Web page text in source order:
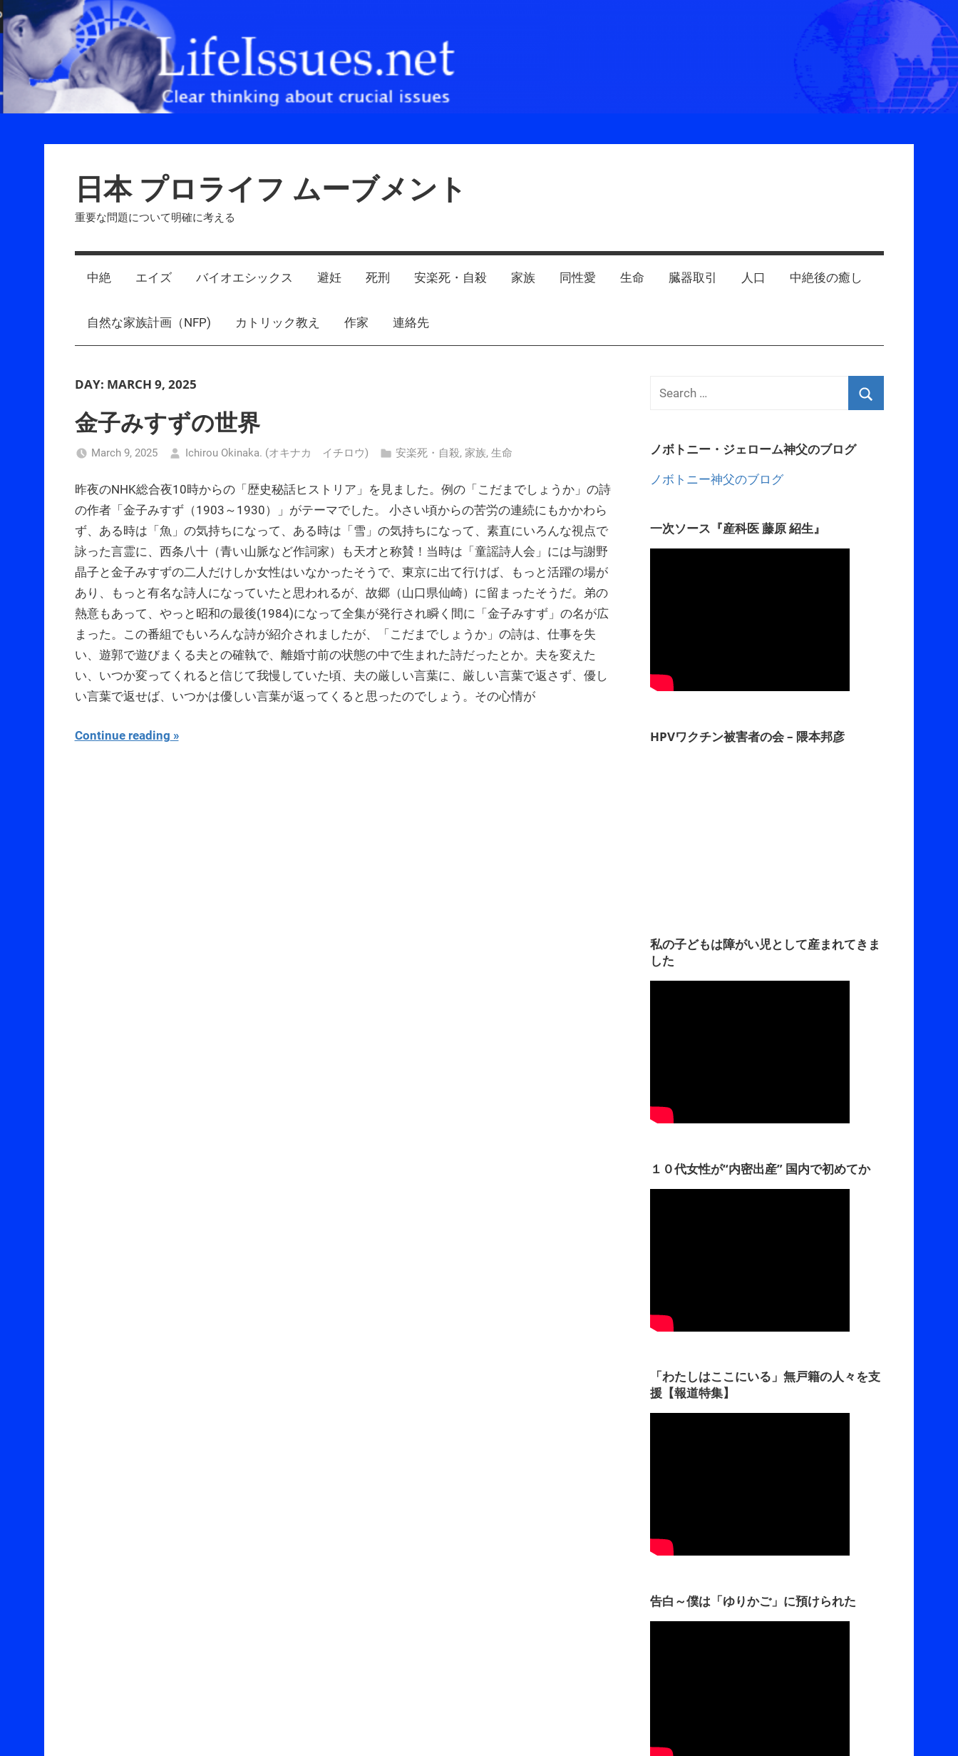
Skip
to
content
日本 プロライフ ムーブメント
重要な問題について明確に考える
中絶 エイズ バイオエシックス 避妊 死刑 安楽死・自殺 家族 同性愛 生命 臓器取引 人口 中絶後の癒し
自然な家族計画（NFP) カトリック教え 作家 連絡先
DAY: MARCH 9, 2025
金子みすずの世界
March 9, 2025 Ichirou Okinaka. (オキナカ イチロウ) 安楽死・自殺, 家族, 生命
昨夜のNHK総合夜10時からの「歴史秘話ヒストリア」を見ました。例の「こだまでしょうか」の詩
の作者「金子みすず（1903～1930）」がテーマでした。 小さい頃からの苦労の連続にもかかわら
ず、ある時は「魚」の気持ちになって、ある時は「雪」の気持ちになって、素直にいろんな視点で
詠った言霊に、西条八十（青い山脈など作詞家）も天才と称賛！当時は「童謡詩人会」には与謝野
晶子と金子みすずの二人だけしか女性はいなかったそうで、東京に出て行けば、もっと活躍の場が
あり、もっと有名な詩人になっていたと思われるが、故郷（山口県仙崎）に留まったそうだ。弟の
熱意もあって、やっと昭和の最後(1984)になって全集が発行され瞬く間に「金子みすず」の名が広
まった。この番組でもいろんな詩が紹介されましたが、「こだまでしょうか」の詩は、仕事を失
い、遊郭で遊びまくる夫との確執で、離婚寸前の状態の中で生まれた詩だったとか。夫を変えた
い、いつか変ってくれると信じて我慢していた頃、夫の厳しい言葉に、厳しい言葉で返さず、優し
い言葉で返せば、いつかは優しい言葉が返ってくると思ったのでしょう。その心情が
Continue reading
ノボトニー・ジェローム神父のブログ
ノボトニー神父のブログ
一次ソース『産科医 藤原 紹生』
HPVワクチン被害者の会 – 隈本邦彦
私の子どもは障がい児として産まれてきま
した
１０代女性が“内密出産” 国内で初めてか
「わたしはここにいる」無戸籍の人々を支
援【報道特集】
告白～僕は「ゆりかご」に預けられた